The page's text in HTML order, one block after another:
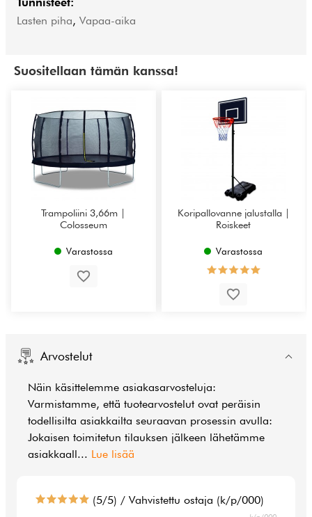
Tunnisteet:
Lasten piha, Vapaa-aika
Suositellaan tämän kanssa!
Trampoliini 3,66m |
Colosseum
Varastossa
Koripallovanne jalustalla |
Roiskeet
Varastossa
Arvostelut
Näin käsittelemme asiakasarvosteluja:
Varmistamme, että tuotearvostelut ovat peräisin
todellisilta asiakkailta seuraavan prosessin avulla:
Jokaisen toimitetun tilauksen jälkeen lähetämme
asiakkaall... Lue lisää
(5/5) / Vahvistettu ostaja (k/p/000)